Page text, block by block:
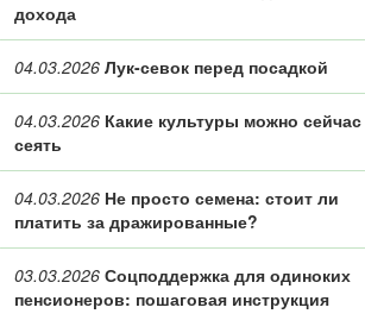
дохода
04.03.2026 Лук-севок перед посадкой
04.03.2026 Какие культуры можно сейчас
сеять
04.03.2026 Не просто семена: стоит ли
платить за дражированные?
03.03.2026 Соцподдержка для одиноких
пенсионеров: пошаговая инструкция